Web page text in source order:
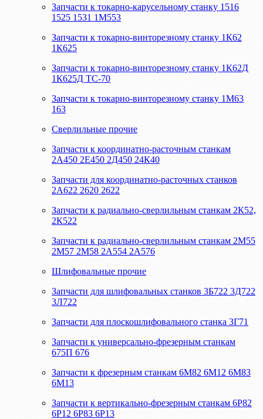
Запчасти к токарно-карусельному станку 1516
1525 1531 1М553
Запчасти к токарно-винторезному станку 1К62
1К625
Запчасти к токарно-винторезному станку 1К62Д
1К625Д ТС-70
Запчасти к токарно-винторезному станку 1М63
163
Сверлильные прочие
Запчасти к координатно-расточным станкам
2А450 2Е450 2Д450 24К40
Запчасти для координатно-расточных станков
2А622 2620 2622
Запчасти к радиально-сверлильным станкам 2К52,
2К522
Запчасти к радиально-сверлильным станкам 2М55
2М57 2М58 2А554 2А576
Шлифовальные прочие
Запчасти для шлифовальных станков 3Б722 3Д722
3Л722
Запчасти для плоскошлифовального станка 3Г71
Запчасти к универсально-фрезерным станкам
675П 676
Запчасти к фрезерным станкам 6М82 6М12 6М83
6М13
Запчасти к вертикально-фрезерным станкам 6Р82
6Р12 6Р83 6Р13